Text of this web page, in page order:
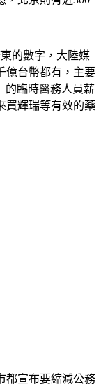
北京則有近300
的數字，大陸媒
億台幣都有，主要
的臨時醫務人員薪
輝瑞等有效的藥